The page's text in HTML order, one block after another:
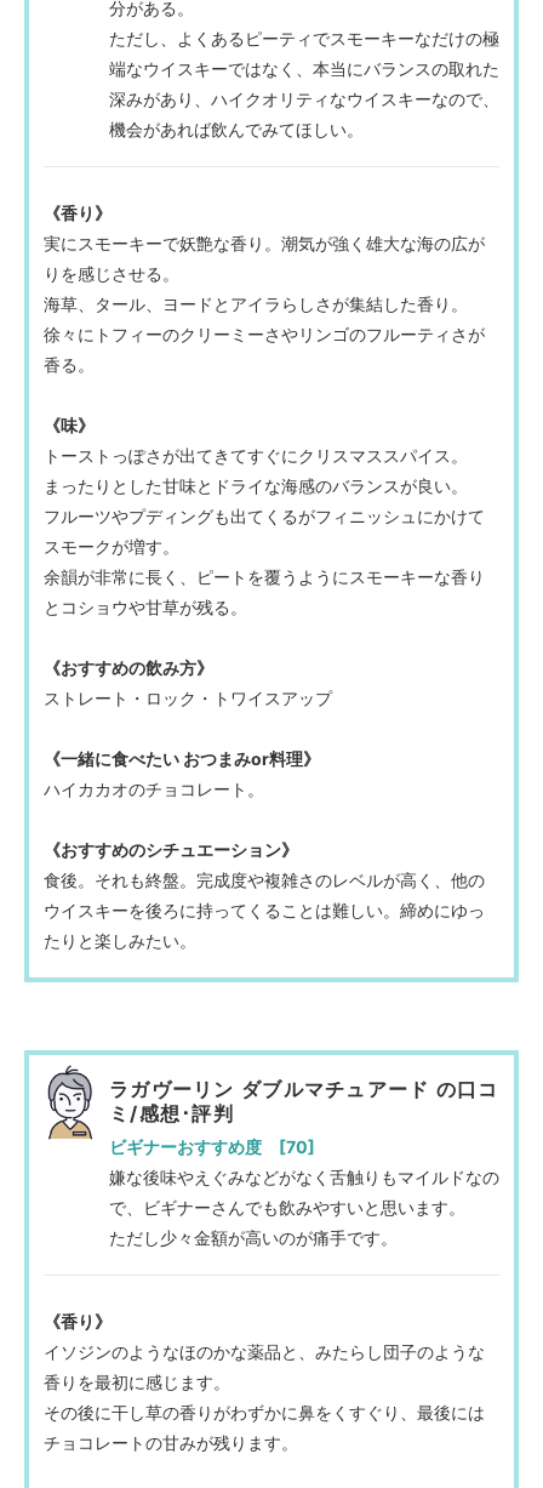
分がある。
ただし、よくあるピーティでスモーキーなだけの極
端なウイスキーではなく、本当にバランスの取れた
深みがあり、ハイクオリティなウイスキーなので、
機会があれば飲んでみてほしい。
《香り》
実にスモーキーで妖艶な香り。潮気が強く雄大な海の広が
りを感じさせる。
海草、タール、ヨードとアイラらしさが集結した香り。
徐々にトフィーのクリーミーさやリンゴのフルーティさが
香る。
《味》
トーストっぽさが出てきてすぐにクリスマススパイス。
まったりとした甘味とドライな海感のバランスが良い。
フルーツやプディングも出てくるがフィニッシュにかけて
スモークが増す。
余韻が非常に長く、ピートを覆うようにスモーキーな香り
とコショウや甘草が残る。
《おすすめの飲み方》
ストレート・ロック・トワイスアップ
《一緒に食べたい おつまみor料理》
ハイカカオのチョコレート。
《おすすめのシチュエーション》
食後。それも終盤。完成度や複雑さのレベルが高く、他の
ウイスキーを後ろに持ってくることは難しい。締めにゆっ
たりと楽しみたい。
ラガヴーリン ダブルマチュアード の口コ
ミ/感想･評判
ビギナーおすすめ度 [70]
嫌な後味やえぐみなどがなく舌触りもマイルドなの
で、ビギナーさんでも飲みやすいと思います。
ただし少々金額が高いのが痛手です。
《香り》
イソジンのようなほのかな薬品と、みたらし団子のような
香りを最初に感じます。
その後に干し草の香りがわずかに鼻をくすぐり、最後には
チョコレートの甘みが残ります。